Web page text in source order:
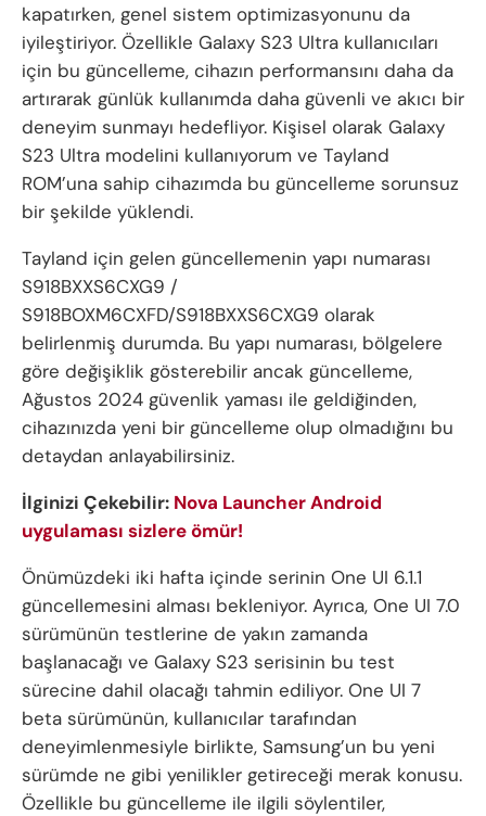
kapatırken, genel sistem optimizasyonunu da
iyileştiriyor. Özellikle Galaxy S23 Ultra kullanıcıları
için bu güncelleme, cihazın performansını daha da
artırarak günlük kullanımda daha güvenli ve akıcı bir
deneyim sunmayı hedefliyor. Kişisel olarak Galaxy
S23 Ultra modelini kullanıyorum ve Tayland
ROM’una sahip cihazımda bu güncelleme sorunsuz
bir şekilde yüklendi.
Tayland için gelen güncellemenin yapı numarası
S918BXXS6CXG9 /
S918BOXM6CXFD/S918BXXS6CXG9 olarak
belirlenmiş durumda. Bu yapı numarası, bölgelere
göre değişiklik gösterebilir ancak güncelleme,
Ağustos 2024 güvenlik yaması ile geldiğinden,
cihazınızda yeni bir güncelleme olup olmadığını bu
detaydan anlayabilirsiniz.
İlginizi Çekebilir: Nova Launcher Android
uygulaması sizlere ömür!
Önümüzdeki iki hafta içinde serinin One UI 6.1.1
güncellemesini alması bekleniyor. Ayrıca, One UI 7.0
sürümünün testlerine de yakın zamanda
başlanacağı ve Galaxy S23 serisinin bu test
sürecine dahil olacağı tahmin ediliyor. One UI 7
beta sürümünün, kullanıcılar tarafından
deneyimlenmesiyle birlikte, Samsung’un bu yeni
sürümde ne gibi yenilikler getireceği merak konusu.
Özellikle bu güncelleme ile ilgili söylentiler,